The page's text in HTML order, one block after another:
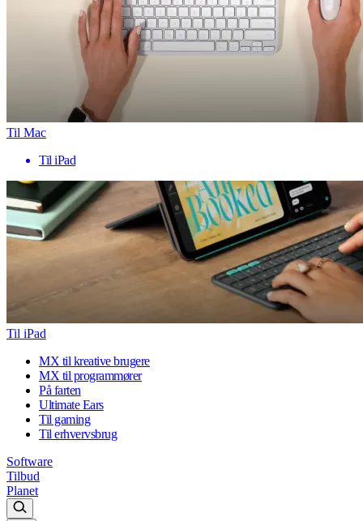
Til Mac
Til iPad
Til iPad
MX til kreative brugere
MX til programmører
På farten
Ultimate Ears
Til gaming
Til erhvervsbrug
Software
Tilbud
Planet